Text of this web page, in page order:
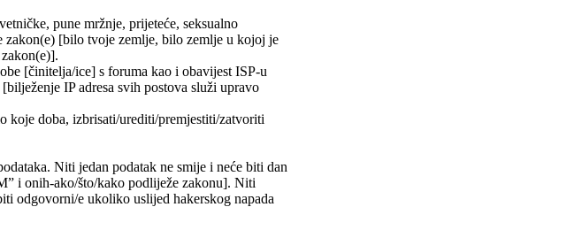
pune mržnje, prijeteće, seksualno
zakon(e) [bilo tvoje zemlje, bilo zemlje u kojoj je
[činitelja/ice] s foruma kao i obavijest ISP-u
IP adresa svih postova služi upravo
doba, izbrisati/urediti/premjestiti/zatvoriti
Niti jedan podatak ne smije i neće biti dan
i onih-ako/što/kako podliježe zakonu]. Niti
odgovorni/e ukoliko uslijed hakerskog napada